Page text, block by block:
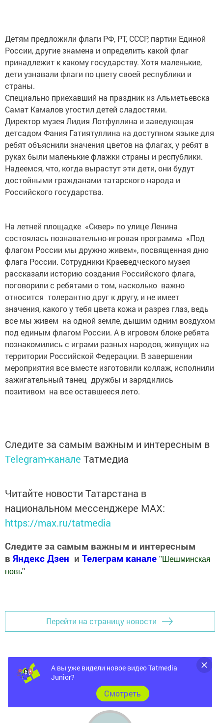
Детям предложили флаги РФ, РТ, СССР, партии Единой
России, другие знамена и определить какой флаг
принадлежит к какому государству. Хотя маленькие,
дети узнавали флаги по цвету своей республики и
страны.
Специально приехавший на праздник из Альметьевска
Самат Камалов угостил детей сладостями.
Директор музея Лидия Лотфуллина и заведующая
детсадом Фания Гатиятуллина на доступном языке для
ребят объяснили значения цветов на флагах, у ребят в
руках были маленькие флажки страны и республики.
Надеемся, что, когда вырастут эти дети, они будут
достойными гражданами татарского народа и
Российского государства.
На летней площадке «Сквер» по улице Ленина
состоялась познавательно-игровая программа «Под
флагом России мы дружно живем», посвященная дню
флага России. Сотрудники Краеведческого музея
рассказали историю создания Российского флага,
поговорили с ребятами о том, насколько важно
относится толерантно друг к другу, и не имеет
значения, какого у тебя цвета кожа и разрез глаз, ведь
все мы живем на одной земле, дышим одним воздухом
под единым флагом России. А в игровом блоке ребята
познакомились с играми разных народов, живущих на
территории Российской Федерации. В завершении
мероприятия все вместе изготовили коллаж, исполнили
зажигательный танец дружбы и зарядились
позитивом на все оставшееся лето.
Следите за самым важным и интересным в
Telegram-канале Татмедиа
Читайте новости Татарстана в
национальном мессенджере MАХ:
https://max.ru/tatmedia
Следите за самым важным и интересным
в Яндекс Дзен и Телеграм канале " Шешминская
новь"
Перейти на страницу новости
А вы уже видели новое видео Tatmedia
Junior?
Cмотреть